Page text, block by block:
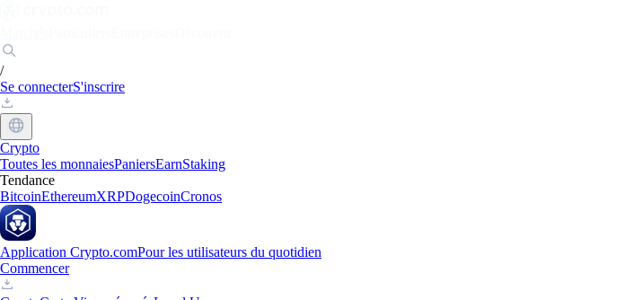
/
Se connecterS'inscrire
Crypto
Toutes les monnaiesPaniersEarnStaking
Tendance
BitcoinEthereumXRPDogecoinCronos
Application Crypto.comPour les utilisateurs du quotidien
Commencer